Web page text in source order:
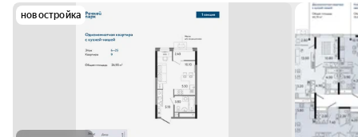
новостройка